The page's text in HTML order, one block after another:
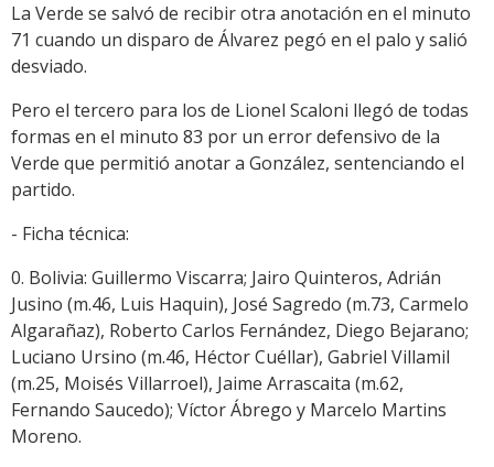
La Verde se salvó de recibir otra anotación en el minuto
71 cuando un disparo de Álvarez pegó en el palo y salió
desviado.
Pero el tercero para los de Lionel Scaloni llegó de todas
formas en el minuto 83 por un error defensivo de la
Verde que permitió anotar a González, sentenciando el
partido.
- Ficha técnica:
0. Bolivia: Guillermo Viscarra; Jairo Quinteros, Adrián
Jusino (m.46, Luis Haquin), José Sagredo (m.73, Carmelo
Algarañaz), Roberto Carlos Fernández, Diego Bejarano;
Luciano Ursino (m.46, Héctor Cuéllar), Gabriel Villamil
(m.25, Moisés Villarroel), Jaime Arrascaita (m.62,
Fernando Saucedo); Víctor Ábrego y Marcelo Martins
Moreno.